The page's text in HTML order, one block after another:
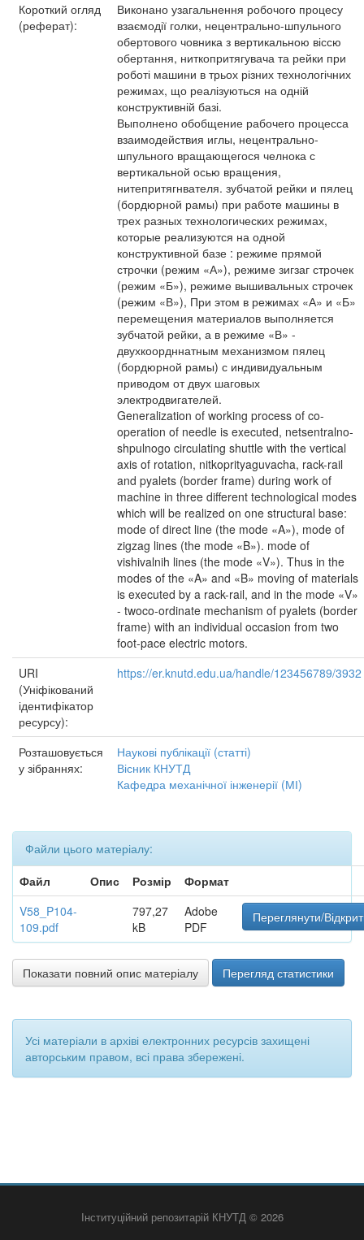
Короткий огляд
(реферат):
Виконано узагальнення робочого процесу
взаємодії голки, нецентрально-шпульного
обертового човника з вертикальною віссю
обертання, ниткопритягувача та рейки при
роботі машини в трьох різних технологічних
режимах, що реалізуються на одній
конструктивній базі.
Выполнено обобщение рабочего процесса
взаимодействия иглы, нецентрально-
шпульного вращающегося челнока с
вертикальной осью вращения,
нитепритягнвателя. зубчатой рейки и пялец
(бордюрной рамы) при работе машины в
трех разных технологических режимах,
которые реализуются на одной
конструктивной базе : режиме прямой
строчки (режим «А»), режиме зигзаг строчек
(режим «Б»), режиме вышивальных строчек
(режим «В»), При этом в режимах «А» и «Б»
перемещения материалов выполняется
зубчатой рейки, а в режиме «В» -
двухкоордннатным механизмом пялец
(бордюрной рамы) с индивидуальным
приводом от двух шаговых
электродвигателей.
Generalization of working process of co-
operation of needle is executed, netsentralno-
shpulnogo circulating shuttle with the vertical
axis of rotation, nitkoprityaguvacha, rack-rail
and pyalets (border frame) during work of
machine in three different technological modes
which will be realized on one structural base:
mode of direct line (the mode «A»), mode of
zigzag lines (the mode «B»). mode of
vishivalnih lines (the mode «V»). Thus in the
modes of the «A» and «B» moving of materials
is executed by a rack-rail, and in the mode «V»
- twoco-ordinate mechanism of pyalets (border
frame) with an individual occasion from two
foot-pace electric motors.
URI
(Уніфікований
ідентифікатор
ресурсу):
https://er.knutd.edu.ua/handle/123456789/3932
Розташовується
у зібраннях:
Наукові публікації (статті)
Вісник КНУТД
Кафедра механічної інженерії (МІ)
Файли цього матеріалу:
Файл
Опис Розмір
Формат
V58_P104-
109.pdf
797,27
kB
Adobe
PDF
Переглянути/
Показати повний опис матеріалу Перегляд статистики
Усі матеріали в архіві електронних ресурсів захищені
авторським правом, всі права збережені.
Інституційний репозитарій КНУТД © 2026